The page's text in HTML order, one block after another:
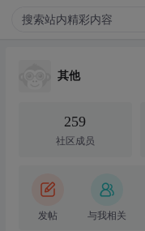
其他
259
社区成员
发帖 与我相关